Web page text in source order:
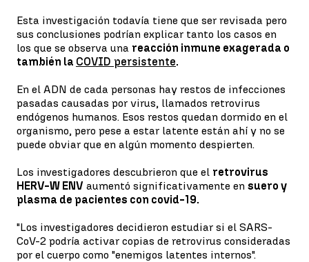
Esta investigación todavía tiene que ser revisada pero
sus conclusiones podrían explicar tanto los casos en
los que se observa una reacción inmune exagerada o
también la COVID persistente.
En el ADN de cada personas hay restos de infecciones
pasadas causadas por virus, llamados retrovirus
endógenos humanos. Esos restos quedan dormido en el
organismo, pero pese a estar latente están ahí y no se
puede obviar que en algún momento despierten.
Los investigadores descubrieron que el retrovirus
HERV-W ENV aumentó significativamente en suero y
plasma de pacientes con covid-19.
"Los investigadores decidieron estudiar si el SARS-
CoV-2 podría activar copias de retrovirus consideradas
por el cuerpo como "enemigos latentes internos".